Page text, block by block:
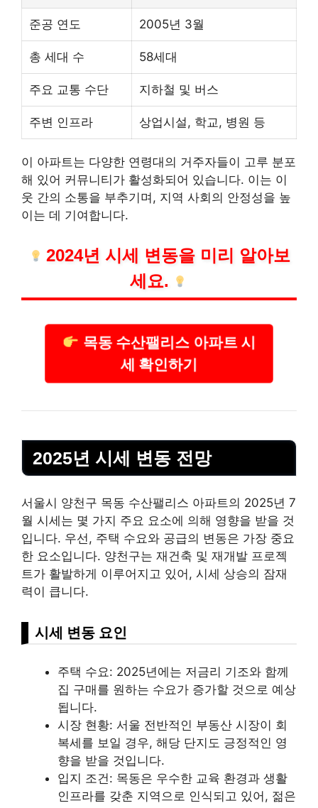
준공 연도 2005년 3월
총 세대 수 58세대
주요 교통 수단 지하철 및 버스
주변 인프라 상업시설, 학교, 병원 등
이 아파트는 다양한 연령대의 거주자들이 고루 분포
해 있어 커뮤니티가 활성화되어 있습니다. 이는 이
웃 간의 소통을 부추기며, 지역 사회의 안정성을 높
이는 데 기여합니다.
2024년 시세 변동을 미리 알아보
세요.
목동 수산팰리스 아파트 시
세 확인하기
2025년 시세 변동 전망
서울시 양천구 목동 수산팰리스 아파트의 2025년 7
월 시세는 몇 가지 주요 요소에 의해 영향을 받을 것
입니다. 우선, 주택 수요와 공급의 변동은 가장 중요
한 요소입니다. 양천구는 재건축 및 재개발 프로젝
트가 활발하게 이루어지고 있어, 시세 상승의 잠재
력이 큽니다.
시세 변동 요인
주택 수요: 2025년에는 저금리 기조와 함께
집 구매를 원하는 수요가 증가할 것으로 예상
됩니다.
시장 현황: 서울 전반적인 부동산 시장이 회
복세를 보일 경우, 해당 단지도 긍정적인 영
향을 받을 것입니다.
입지 조건: 목동은 우수한 교육 환경과 생활
인프라를 갖춘 지역으로 인식되고 있어, 젊은